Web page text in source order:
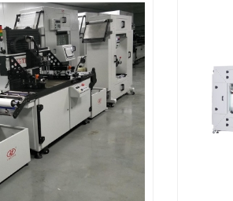
เครื่องพิมพ์ UV ม้วนถึงม้วน
เครื่องพิมพ์ซิลค์สกรีนแบบม้วนต่อม้วนอัตโนมัติส่วน